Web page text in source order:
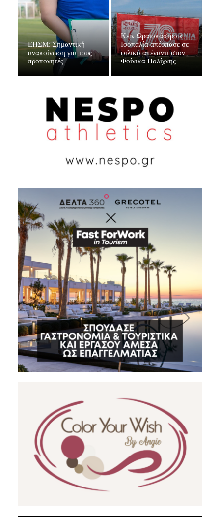
ΕΠΣΜ: Σημαντική
ανακοίνωση για τους
προπονητές
Κερ. Ωραιοκάστρου:
Ισοπαλία απέσπασε σε
φιλικό απέναντι στον
Φοίνικα Πολίχνης